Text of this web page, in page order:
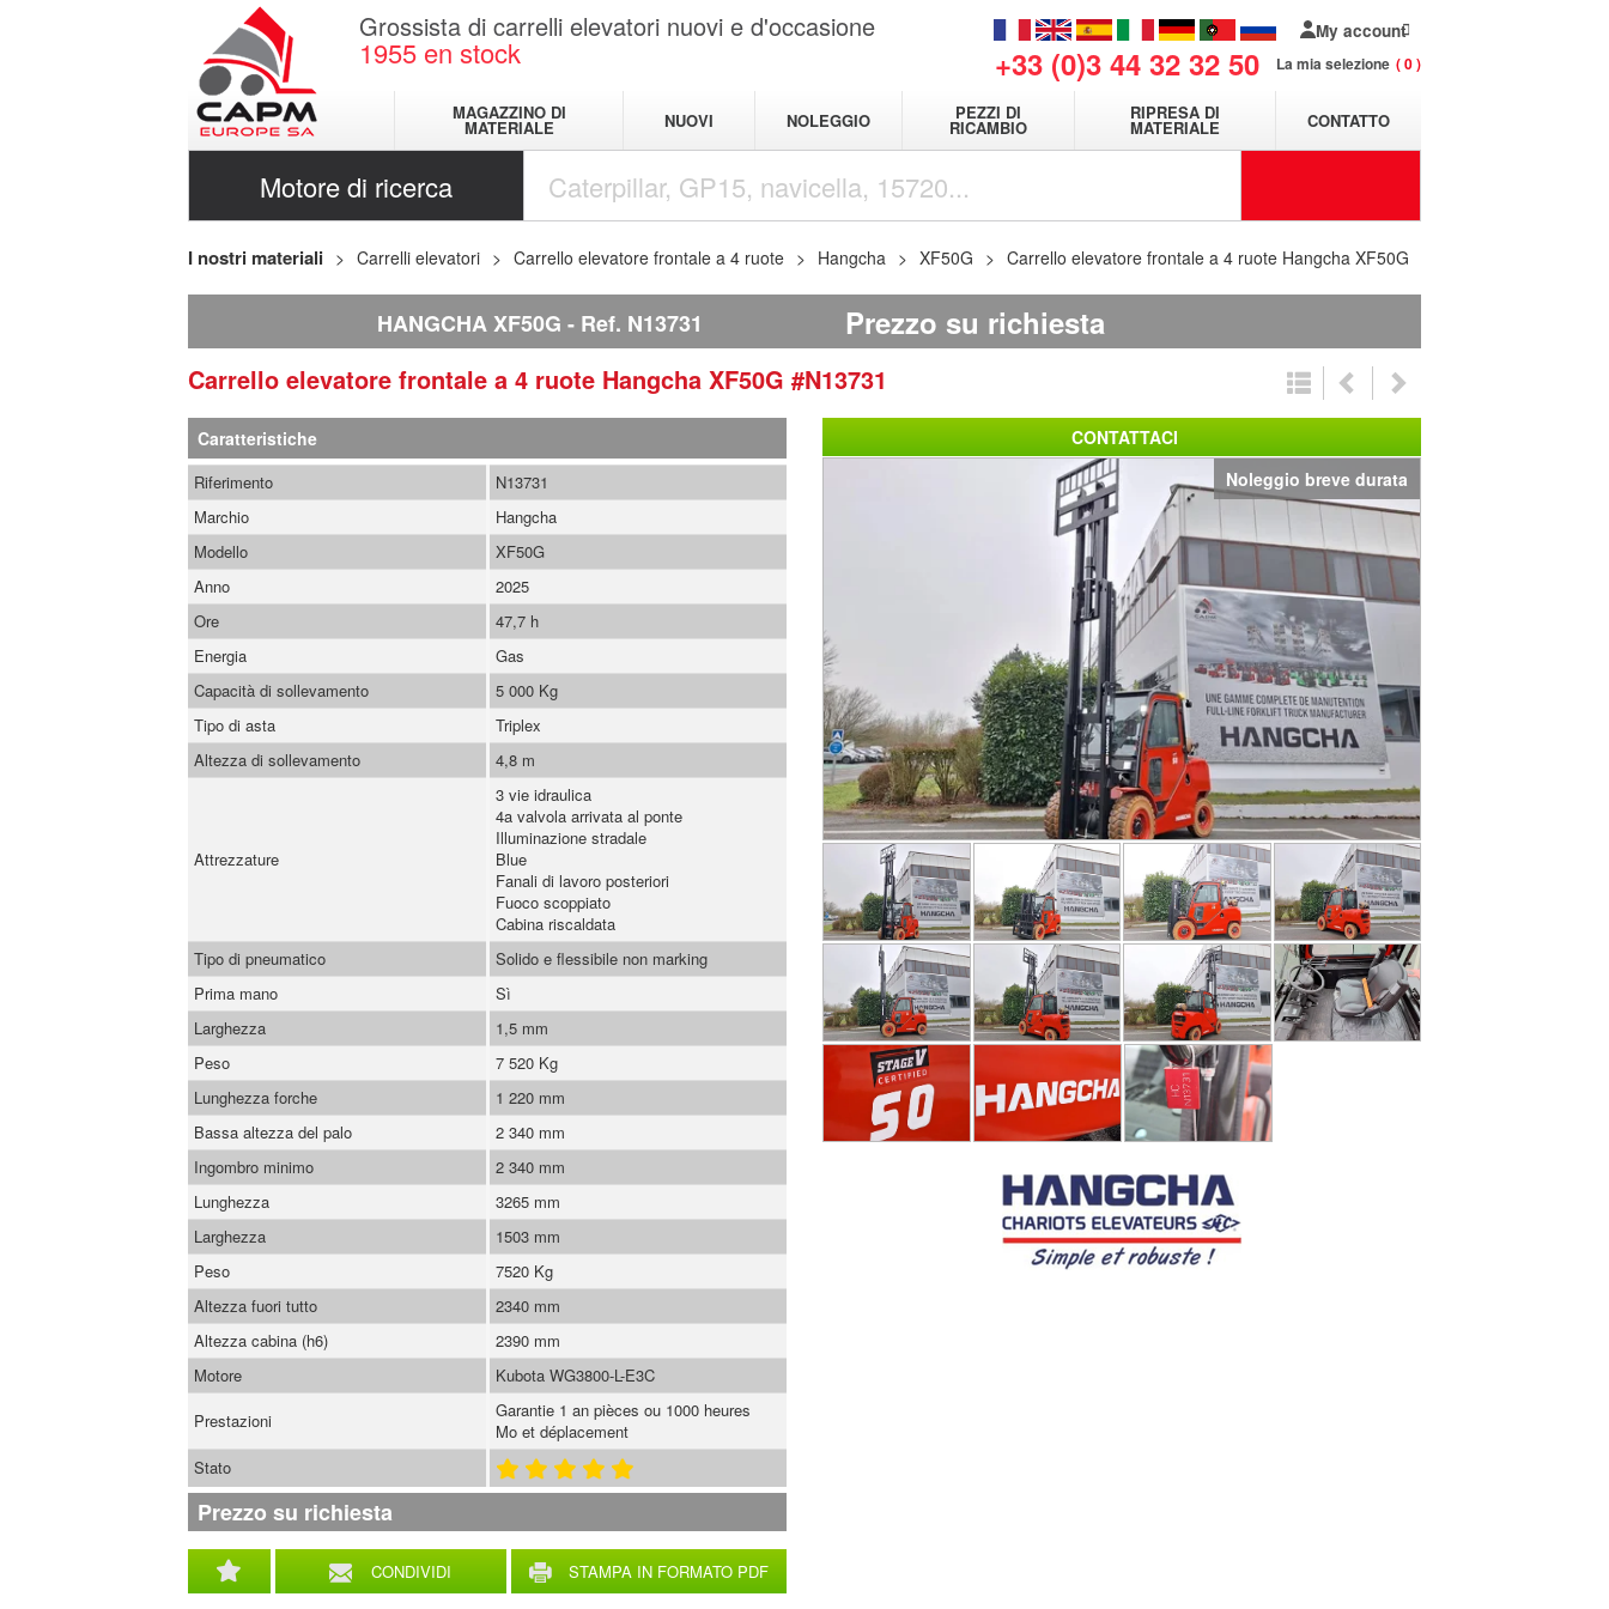
Grossista di carrelli elevatori nuovi e d'occasione
1955 en stock +33 (0)3 44 32 32 50
My account
La mia selezione 0
MAGAZZINO DI
MATERIALE NUOVI NOLEGGIO PEZZI DI
RICAMBIO
RIPRESA DI
MATERIALE CONTATTO
Motore di ricerca
I nostri materiali Carrelli elevatori Carrello elevatore frontale a 4 ruote Hangcha XF50G Carrello elevatore frontale a 4 ruote Hangcha XF50G
HANGCHA XF50G Ref. N13731 Prezzo su richiesta
Carrello elevatore frontale a 4 ruote Hangcha XF50G #N13731
Noleggio breve durata
Caratteristiche
CONDIVIDI STAMPA IN FORMATO PDF
Riferimento
N13731
Marchio
Hangcha
Modello
XF50G
Anno
2025
Ore
47,7 h
Energia
Gas
Capacità di sollevamento
5 000 Kg
Tipo di asta
Triplex
Altezza di sollevamento
4,8 m
Attrezzature
3 vie idraulica
4a valvola arrivata al ponte
Illuminazione stradale
Blue
Fanali di lavoro posteriori
Fuoco scoppiato
Cabina riscaldata
Tipo di pneumatico
Solido e flessibile non marking
Prima mano
Sì
Larghezza
1,5 mm
Peso
7 520 Kg
Lunghezza forche
1 220 mm
Bassa altezza del palo
2 340 mm
Ingombro minimo
2 340 mm
Lunghezza
3265 mm
Larghezza
1503 mm
Peso
7520 Kg
Altezza fuori tutto
2340 mm
Altezza cabina (h6)
2390 mm
Motore
Kubota WG3800-L-E3C
Prestazioni
Garantie 1 an pièces ou 1000 heures
Mo et déplacement
Stato
Prezzo su richiesta
CONTATTACI